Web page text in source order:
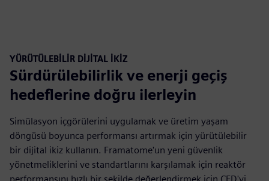
YÜRÜTÜLEBİLİR DİJİTAL İKİZ
Sürdürülebilirlik ve enerji geçiş
hedeflerine doğru ilerleyin
Simülasyon içgörülerini uygulamak ve üretim yaşam
döngüsü boyunca performansı artırmak için yürütülebilir
bir dijital ikiz kullanın. Framatome'un yeni güvenlik
yönetmeliklerini ve standartlarını karşılamak için reaktör
performansını hızlı bir şekilde değerlendirmek için CFD'yi